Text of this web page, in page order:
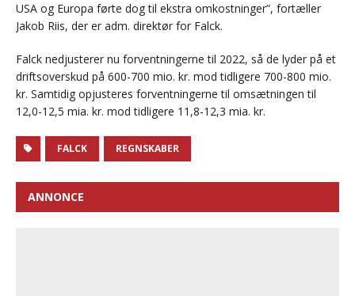
USA og Europa førte dog til ekstra omkostninger”, fortæller
Jakob Riis, der er adm. direktør for Falck.
Falck nedjusterer nu forventningerne til 2022, så de lyder på et
driftsoverskud på 600-700 mio. kr. mod tidligere 700-800 mio.
kr. Samtidig opjusteres forventningerne til omsætningen til
12,0-12,5 mia. kr. mod tidligere 11,8-12,3 mia. kr.
FALCK REGNSKABER
ANNONCE